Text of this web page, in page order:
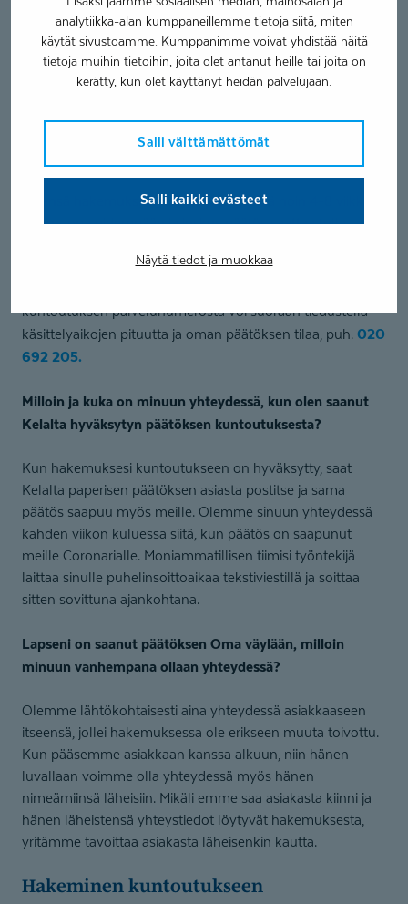
analytiikka-alan kumppaneillemme tietoja siitä, miten
käytät sivustoamme. Kumppanimme voivat yhdistää näitä
tietoja muihin tietoihin, joita olet antanut heille tai joita on
kerätty, kun olet käyttänyt heidän palvelujaan.
Salli välttämättömät
Salli kaikki evästeet
Näytä tiedot ja muokkaa
samaan aikaan kuntoutuspsykoterapiassa Oma väylän
rinnalla.
Kuntoutuksen aloitus
Kauanko hakemuksien käsittelyssä Kelassa yleensä
Yleensä hakemuksien käsittelyssä kestää noin 4-8 viikkoa,
joskus jopa pidempään ja joskus päätös saattaa tulla
https://www.kela.fi/kasittelyajat
kuntoutuksen palvelunumerosta voi suoraan tiedustella
käsittelyaikojen pituutta ja oman päätöksen tilaa, puh. 020
692 205.
Milloin ja kuka on minuun yhteydessä, kun olen saanut
Kelalta hyväksytyn päätöksen kuntoutuksesta?
Kun hakemuksesi kuntoutukseen on hyväksytty, saat
Kelalta paperisen päätöksen asiasta postitse ja sama
päätös saapuu myös meille. Olemme sinuun yhteydessä
kahden viikon kuluessa siitä, kun päätös on saapunut
meille Coronarialle. Moniammatillisen tiimisi työntekijä
laittaa sinulle puhelinsoittoaikaa tekstiviestillä ja soittaa
sitten sovittuna ajankohtana.
Lapseni on saanut päätöksen Oma väylään, milloin
minuun vanhempana ollaan yhteydessä?
Olemme lähtökohtaisesti aina yhteydessä asiakkaaseen
itseensä, jollei hakemuksessa ole erikseen muuta toivottu.
Kun pääsemme asiakkaan kanssa alkuun, niin hänen
luvallaan voimme olla yhteydessä myös hänen
nimeämiinsä läheisiin. Mikäli emme saa asiakasta kiinni ja
hänen läheistensä yhteystiedot löytyvät hakemuksesta,
yritämme tavoittaa asiakasta läheisenkin kautta.
Hakeminen kuntoutukseen